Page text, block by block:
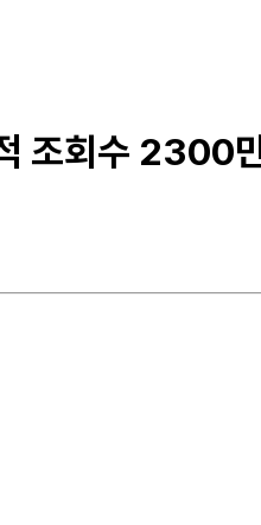
조회수 2300